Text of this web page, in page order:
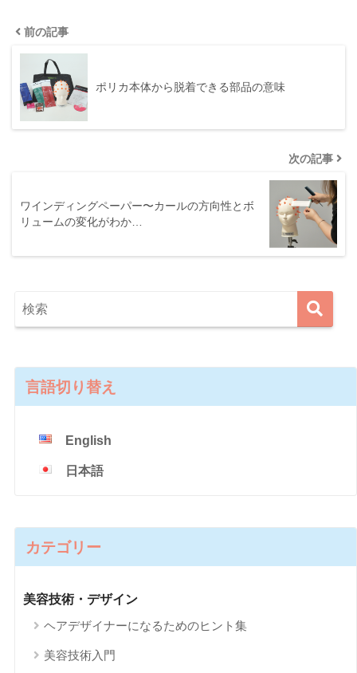
前の記事
ポリカ本体から脱着できる部品の意味
次の記事
ワインディングペーパー〜カールの方向性とボ
リュームの変化がわか…
言語切り替え
English
日本語
カテゴリー
美容技術・デザイン
ヘアデザイナーになるためのヒント集
美容技術入門